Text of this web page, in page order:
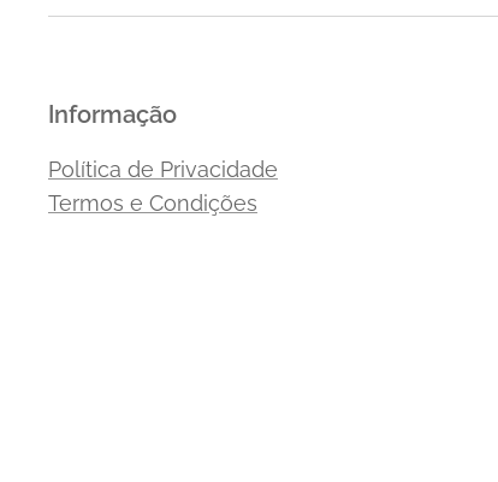
Informação
Política de Privacidade
Termos e Condições